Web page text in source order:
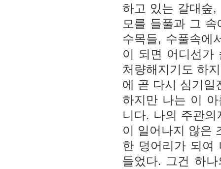
하고 있는 갈대숲
모를 들풀과 그
수목들, 수풀속에
이 되면 어디선가
처량해지기도 하
에 곧 다시 심기일
하지만 나는 이
니다. 나의 주관
이 일어나지 않은
한 덩어리가 되여
들었다. 그건 하